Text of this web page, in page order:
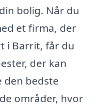
bolig. Når du
et firma, der
i Barrit, får du
der kan
bedste
områder, hvor